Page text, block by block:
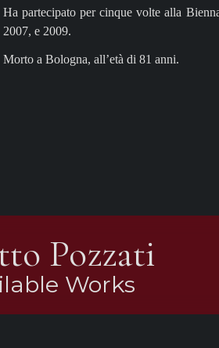
Ha partecipato per cinque volte alla
2007, e 2009.
Morto a Bologna, all’età di 81 anni.
Pozzati
Works